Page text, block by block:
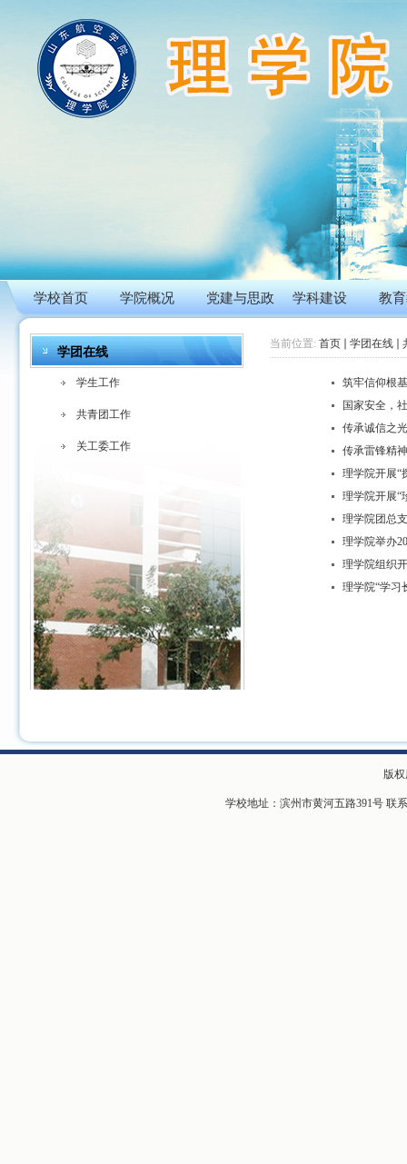
学校首页 学院概况 党建与思政 学科建设 教
学团在线
学生工作
共青团工作
关工委工作
当前位置: 首页 学团在线
筑牢信仰根
国家安全，
传承诚信之
传承雷锋精
理学院开展“
理学院开展“
理学院团总
理学院举办
理学院组织
理学院“学习
版
学校地址：滨州市黄河五路391号 联